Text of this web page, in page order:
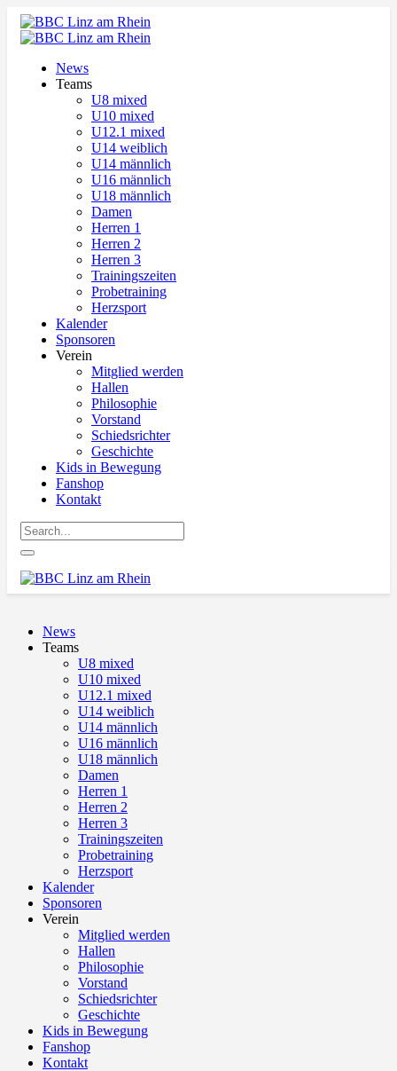
News
Teams
U8 mixed
U10 mixed
U12.1 mixed
U14 weiblich
U14 männlich
U16 männlich
U18 männlich
Damen
Herren 1
Herren 2
Herren 3
Trainingszeiten
Probetraining
Herzsport
Kalender
Sponsoren
Verein
Mitglied werden
Hallen
Philosophie
Vorstand
Schiedsrichter
Geschichte
Kids in Bewegung
Fanshop
Kontakt
News
Teams
U8 mixed
U10 mixed
U12.1 mixed
U14 weiblich
U14 männlich
U16 männlich
U18 männlich
Damen
Herren 1
Herren 2
Herren 3
Trainingszeiten
Probetraining
Herzsport
Kalender
Sponsoren
Verein
Mitglied werden
Hallen
Philosophie
Vorstand
Schiedsrichter
Geschichte
Kids in Bewegung
Fanshop
Kontakt